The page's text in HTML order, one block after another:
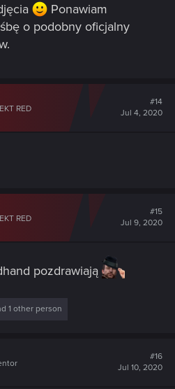
Ponawiam
o podobny oficjalny
RED
#14
Jul 4, 2020
RED
#15
Jul 9, 2020
pozdrawiają
1 other person
#16
Jul 10, 2020